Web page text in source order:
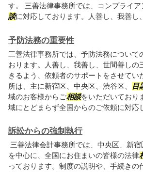
す。 三善法律事務所では、コンプライ
談に対応しております。人善し、我善し
予防法務の重要性
三善法律事務所では、予防法務について
おります。人善し、我善し、世間善しの
きるよう、依頼者のサポートをさせてい
所は、主に新宿区、中央区、渋谷区、
目
域のお客様からご相談をいただいており
域にとどまらず全国からのご依頼に対応
訴訟からの強制執行
三善法律会計事務所では、中央区、新宿
を中心に、全国にお住まいの皆様の法律
っております。制度の説明や、手続きの